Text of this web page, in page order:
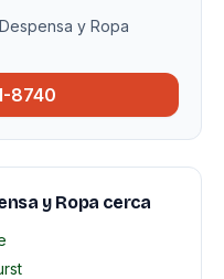
y Ropa
8740
y Ropa cerca